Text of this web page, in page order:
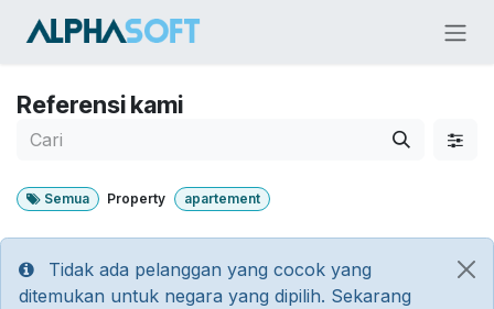
Referensi kami
Semua Property apartement
Tidak ada pelanggan yang cocok yang
ditemukan untuk negara yang dipilih. Sekarang